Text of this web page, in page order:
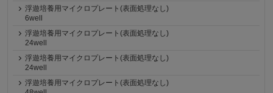
浮遊培養用マイクロプレート(表面処理なし)
6well
浮遊培養用マイクロプレート(表面処理なし)
24well
浮遊培養用マイクロプレート(表面処理なし)
24well
浮遊培養用マイクロプレート(表面処理なし)